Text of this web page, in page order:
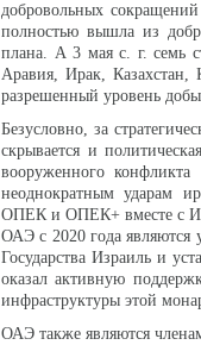
добровольных
полностью вышла из
плана. А 3 мая с. г. семь
Аравия, Ирак,
разрешенный уровень
Безусловно, за
скрывается и
вооруженного
неоднократным ударам
ОПЕК и ОПЕК+ вместе с
ОАЭ с 2020 года являются
Государства Израиль и
оказал активную
инфраструктуры этой
ОАЭ также являются